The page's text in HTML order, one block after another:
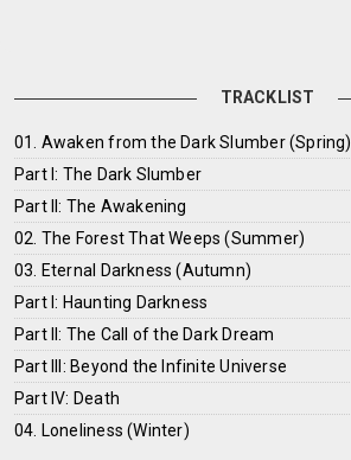
TRACKLIST
01. Awaken from the Dark Slumber (Spring)
Part I: The Dark Slumber
Part II: The Awakening
02. The Forest That Weeps (Summer)
03. Eternal Darkness (Autumn)
Part I: Haunting Darkness
Part II: The Call of the Dark Dream
Part III: Beyond the Infinite Universe
Part IV: Death
04. Loneliness (Winter)